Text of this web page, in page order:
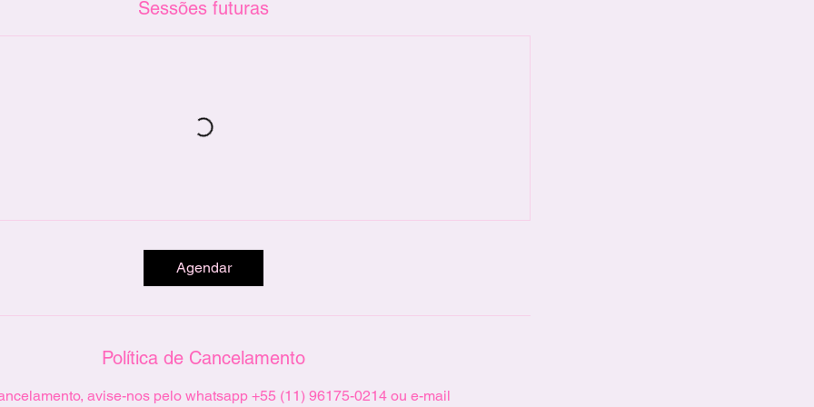
Sessões futuras
Agendar
Política de Cancelamento
avise-nos pelo whatsapp +55 (11) 96175-0214 ou e-mail